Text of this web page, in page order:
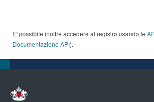
E' possibile inoltre accedere al registro usando le
Documentazione API).